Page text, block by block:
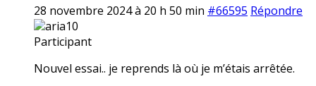
28 novembre 2024 à 20 h 50 min #66595 Répondre
aria10
Participant
Nouvel essai.. je reprends là où je m’étais arrêtée.